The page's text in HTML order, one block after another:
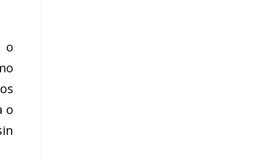
o
o